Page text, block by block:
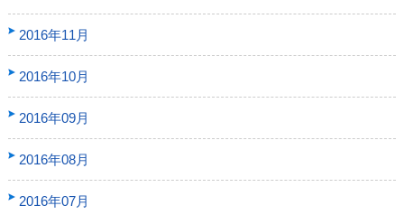
2016年11月
2016年10月
2016年09月
2016年08月
2016年07月